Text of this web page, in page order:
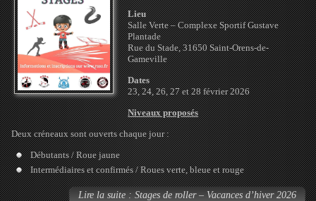
Lieu
Salle Verte – Complexe Sportif Gustave
Plantade
Rue du Stade, 31650 Saint-Orens-de-
Gameville
Dates
23, 24, 26, 27 et 28 février 2026
Niveaux proposés
Deux créneaux sont ouverts chaque jour :
Débutants / Roue jaune
Intermédiaires et confirmés / Roues verte, bleue et rouge
Lire la suite : Stages de roller – Vacances d’hiver 2026